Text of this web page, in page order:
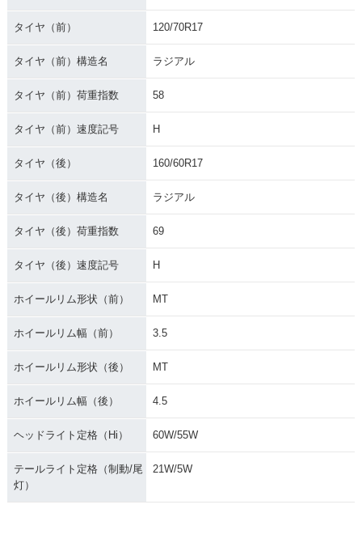
タイヤ（前） 120/70R17
タイヤ（前）構造名 ラジアル
タイヤ（前）荷重指数 58
タイヤ（前）速度記号 H
タイヤ（後） 160/60R17
タイヤ（後）構造名 ラジアル
タイヤ（後）荷重指数 69
タイヤ（後）速度記号 H
ホイールリム形状（前） MT
ホイールリム幅（前） 3.5
ホイールリム形状（後） MT
ホイールリム幅（後） 4.5
ヘッドライト定格（Hi） 60W/55W
テールライト定格（制動/尾
灯）
21W/5W